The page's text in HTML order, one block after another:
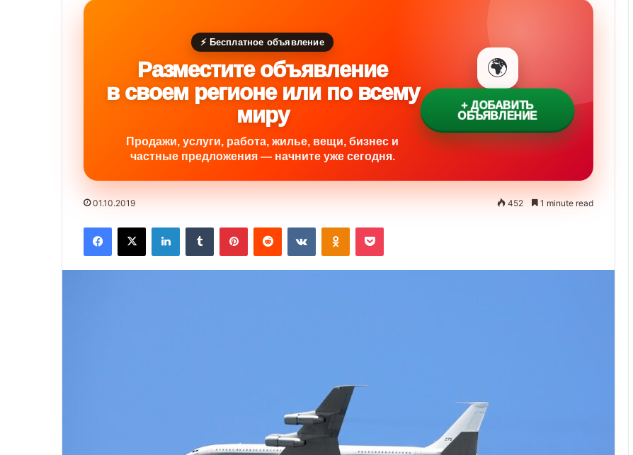
⚡ Бесплатное объявление
Разместите объявление
в своем регионе или по всему
миру
Продажи, услуги, работа, жилье, вещи, бизнес и
частные предложения — начните уже сегодня.
🌍
+ ДОБАВИТЬ
ОБЪЯВЛЕНИЕ
01.10.2019 452 1 minute read